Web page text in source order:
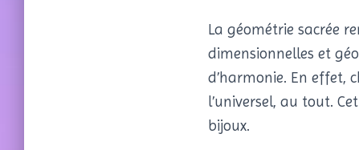
La géométrie sacrée
dimensionnelles et
d’harmonie. En effet,
l’universel, au tout.
bijoux.